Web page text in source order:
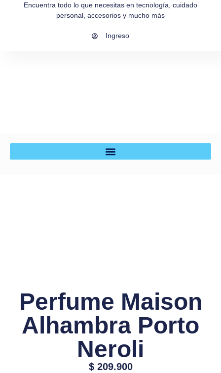
Encuentra todo lo que necesitas en tecnología, cuidado
personal, accesorios y mucho más
Ingreso
Perfume Maison
Alhambra Porto
Neroli
$209.900